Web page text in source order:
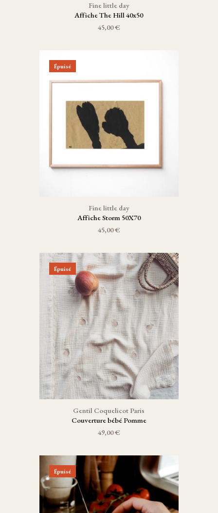
Fine little day
Affiche The Hill 40x50
45,00 €
Épuisé
Fine little day
Affiche Storm 50X70
45,00 €
Épuisé
Gentil Coquelicot Paris
Couverture bébé Pomme
49,00 €
Épuisé